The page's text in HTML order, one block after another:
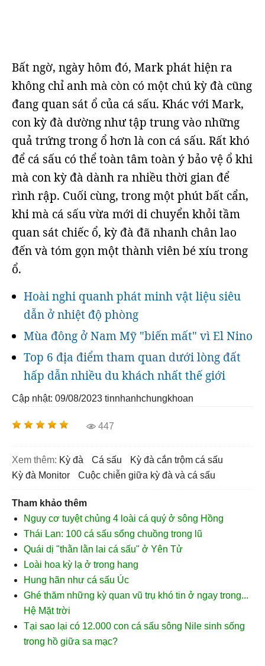
Bất ngờ, ngày hôm đó, Mark phát hiện ra
không chỉ anh mà còn có một chú kỳ đà cũng
đang quan sát ổ của cá sấu. Khác với Mark,
con kỳ đà dường như tập trung vào những
quả trứng trong ổ hơn là con cá sấu. Rất khó
để cá sấu có thể toàn tâm toàn ý bảo vệ ổ khi
mà con kỳ đà dành ra nhiều thời gian để
rình rập. Cuối cùng, trong một phút bất cẩn,
khi mà cá sấu vừa mới di chuyển khỏi tầm
quan sát chiếc ổ, kỳ đà đã nhanh chân lao
đến và tóm gọn một thành viên bé xíu trong
ổ.
Hoài nghi quanh phát minh vật liệu siêu
dẫn ở nhiệt độ phòng
Mùa đông ở Nam Mỹ "biến mất" vì El Nino
Top 6 địa điểm tham quan dưới lòng đất
hấp dẫn nhiều du khách nhất thế giới
Cập nhật: 09/08/2023 tinnhanhchungkhoan
447
Xem thêm: kỳ đà cá sấu
kỳ đà cắn trộm cá sấu
Kỳ đà Monitor
cuộc chiễn giữa kỳ đà và cá sấu
Tham khảo thêm
Nguy cơ tuyệt chủng 4 loài cá quý ở sông Hồng
Thái Lan: 100 cá sấu sổng chuồng trong lũ
Quái dị "thằn lằn lai cá sấu" ở Yên Tử
Loài hoa kỳ lạ ở trong hang
Hung hãn như cá sấu Úc
Ghé thăm những kỳ quan vũ trụ khó tin ở ngay trong...
Hệ Mặt trời
Tại sao lại có 12.000 con cá sấu sông Nile sinh sống
trong hồ giữa sa mạc?